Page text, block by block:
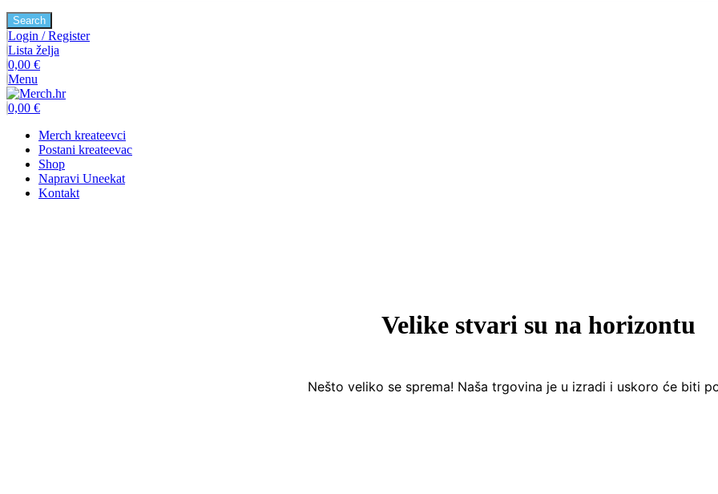
Search
Login / Register
Lista želja
0,00 €
Menu
0,00 €
Merch kreateevci
Postani kreateevac
Shop
Napravi Uneekat
Kontakt
Velike stvari su na horizontu
Nešto veliko se sprema! Naša trgovina je u izradi i uskoro će biti